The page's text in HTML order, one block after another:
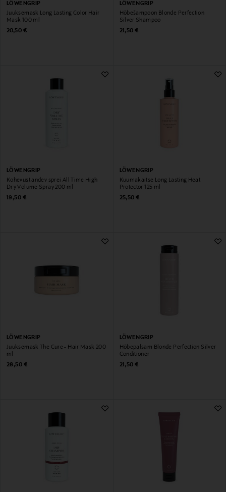
LÖWENGRIP
Juuksemask Long Lasting Color Hair
Mask 100 ml
Original Price
20,50 €
LÖWENGRIP
Hõbešampoon Blonde Perfection
Silver Shampoo
Original Price
21,50 €
LÖWENGRIP
Kohevust andev sprei All Time High
Dry Volume Spray 200 ml
Original Price
19,50 €
LÖWENGRIP
Kuumakaitse Long Lasting Heat
Protector 125 ml
Original Price
25,50 €
LÖWENGRIP
Juuksemask The Cure - Hair Mask 200
ml
Original Price
28,50 €
LÖWENGRIP
Hõbepalsam Blonde Perfection Silver
Conditioner
Original Price
21,50 €